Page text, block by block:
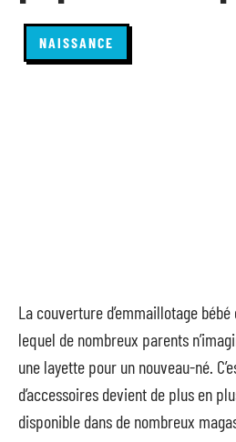
NAISSANCE
La couverture d’emmaillotage
lequel de nombreux parents
une layette pour un nouveau-né.
d’accessoires devient de plus en
disponible dans de nombreux